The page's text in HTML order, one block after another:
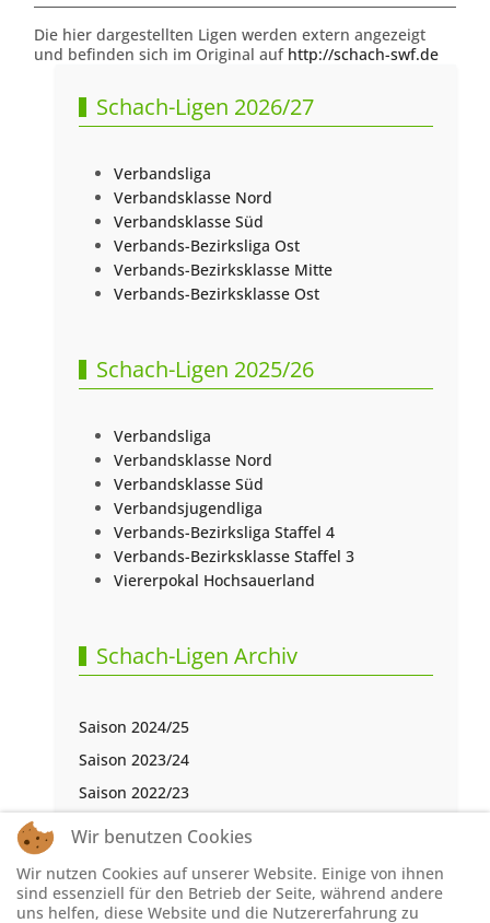
Die hier dargestellten Ligen werden extern angezeigt
und befinden sich im Original auf http://schach-swf.de
Schach-Ligen 2026/27
Verbandsliga
Verbandsklasse Nord
Verbandsklasse Süd
Verbands-Bezirksliga Ost
Verbands-Bezirksklasse Mitte
Verbands-Bezirksklasse Ost
Schach-Ligen 2025/26
Verbandsliga
Verbandsklasse Nord
Verbandsklasse Süd
Verbandsjugendliga
Verbands-Bezirksliga Staffel 4
Verbands-Bezirksklasse Staffel 3
Viererpokal Hochsauerland
Schach-Ligen Archiv
Saison 2024/25
Saison 2023/24
Saison 2022/23
Saison 2021/22
Saison 2019/20
Wir benutzen Cookies
Wir nutzen Cookies auf unserer Website. Einige von ihnen
sind essenziell für den Betrieb der Seite, während andere
uns helfen, diese Website und die Nutzererfahrung zu